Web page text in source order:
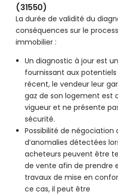
(31550)
La durée de validité du
conséquences sur le
immobilier :
Un diagnostic à jour est
fournissant aux
récent, le vendeur leur
gaz de son logement est
vigueur et ne présente
sécurité.
Possibilité de négociation
d’anomalies détectées
acheteurs peuvent être
de vente afin de prendre
travaux de mise en
ce cas, il peut être